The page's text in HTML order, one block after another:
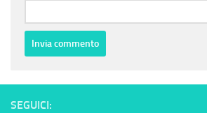
SEGUICI: